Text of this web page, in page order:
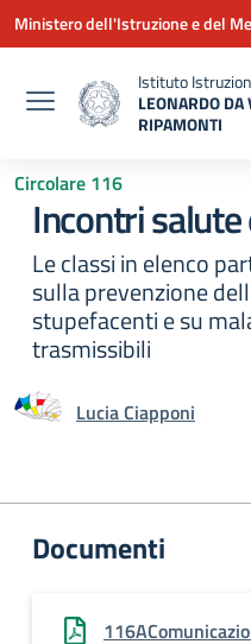
Vai ai contenuti
Vai al menu di navigazione
Vai al footer
Ministero dell'Istruzione e del
Istituto
LEONARDO DA
RIPAMONTI
Circolare 116
Incontri
Le classi in elenco
sulla prevenzione
stupefacenti e su
trasmissibili
Lucia Ciapponi
Documenti